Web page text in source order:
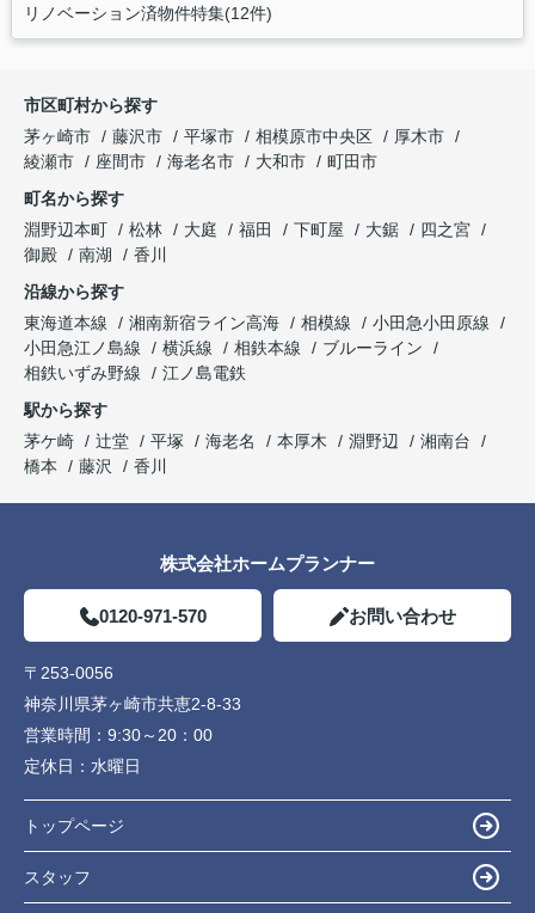
リノベーション済物件特集(12件)
市区町村から探す
茅ヶ崎市
藤沢市 平塚市 相模原市中央区
厚木市
綾瀬市
座間市 海老名市 大和市
町田市
町名から探す
淵野辺本町
松林 大庭 福田 下町屋 大鋸
四之宮
御殿
南湖
香川
沿線から探す
東海道本線
湘南新宿ライン高海 相模線
小田急小田原線
小田急江ノ島線
横浜線 相鉄本線
ブルーライン
相鉄いずみ野線
江ノ島電鉄
駅から探す
茅ケ崎
辻堂 平塚 海老名 本厚木 淵野辺
湘南台
橋本
藤沢 香川
株式会社ホームプランナー
0120-971-570 お問い合わせ
〒253-0056
神奈川県茅ヶ崎市共恵2-8-33
営業時間： 9:30～20：00
定休日： 水曜日
トップページ
スタッフ